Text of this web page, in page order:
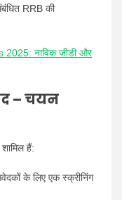
RRB की
नाविक जीडी और
– चयन
हैं:
के लिए एक स्क्रीनिंग